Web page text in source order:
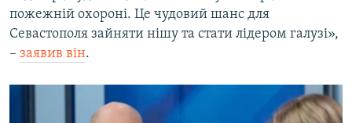
пожежній охороні. Це чудовий шанс для
Севастополя зайняти нішу та стати лідером галузі»,
– заявив він.